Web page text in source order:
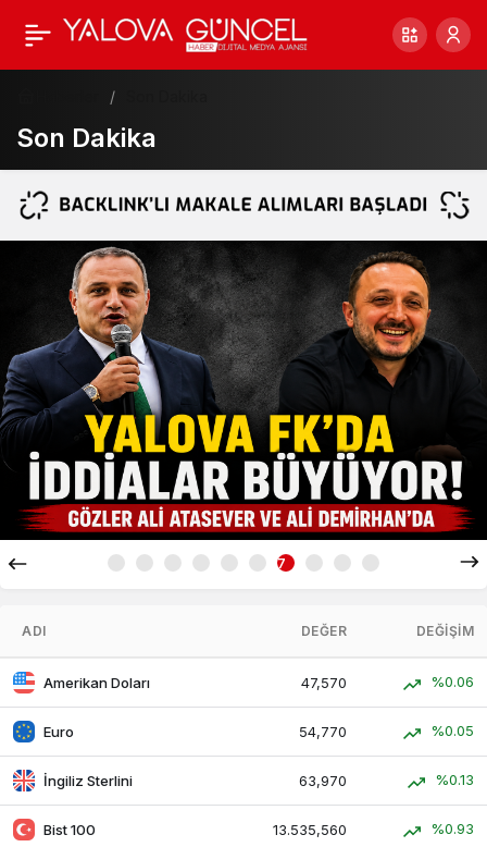
Son Dakika
7
ADI DEĞER DEĞIŞIM
Amerikan Doları 47,570 %0.06
Euro 54,770 %0.05
İngiliz Sterlini 63,970 %0.13
Bist 100 13.535,560 %0.93